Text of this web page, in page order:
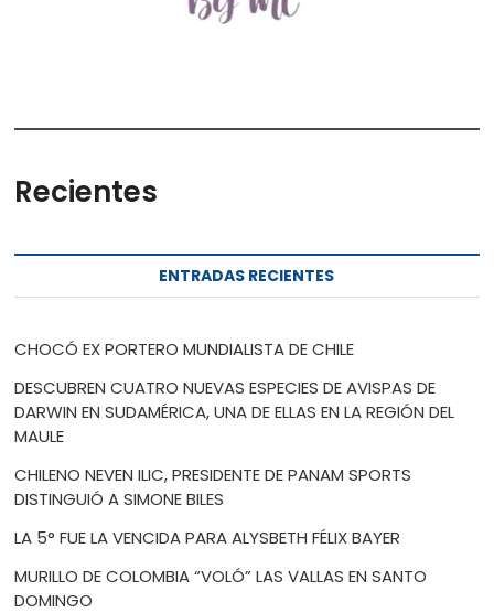
Recientes
ENTRADAS RECIENTES
CHOCÓ EX PORTERO MUNDIALISTA DE CHILE
DESCUBREN CUATRO NUEVAS ESPECIES DE AVISPAS DE
DARWIN EN SUDAMÉRICA, UNA DE ELLAS EN LA REGIÓN DEL
MAULE
CHILENO NEVEN ILIC, PRESIDENTE DE PANAM SPORTS
DISTINGUIÓ A SIMONE BILES
LA 5° FUE LA VENCIDA PARA ALYSBETH FÉLIX BAYER
MURILLO DE COLOMBIA “VOLÓ” LAS VALLAS EN SANTO
DOMINGO